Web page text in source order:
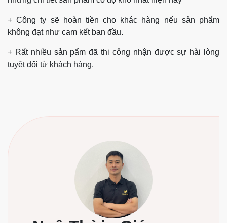
+ Công ty sẽ hoàn tiền cho khác hàng nếu sản phẩm
không đạt như cam kết ban đầu.
+ Rất nhiều sản pẩm đã thi công nhận được sự hài lòng
tuyệt đối từ khách hàng.